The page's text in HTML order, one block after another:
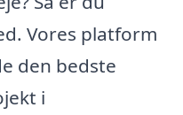
Vores platform
den bedste
i